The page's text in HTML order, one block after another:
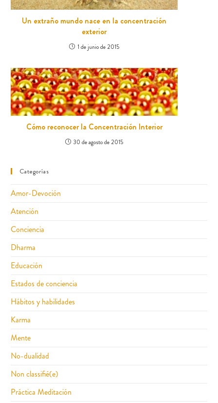
Un extraño mundo nace en la concentración
exterior
1 de junio de 2015
Cómo reconocer la Concentración Interior
30 de agosto de 2015
Categorías
Amor-Devoción
Atención
Conciencia
Dharma
Educación
Estados de conciencia
Hábitos y habilidades
Karma
Mente
No-dualidad
Non classifié(e)
Práctica Meditación